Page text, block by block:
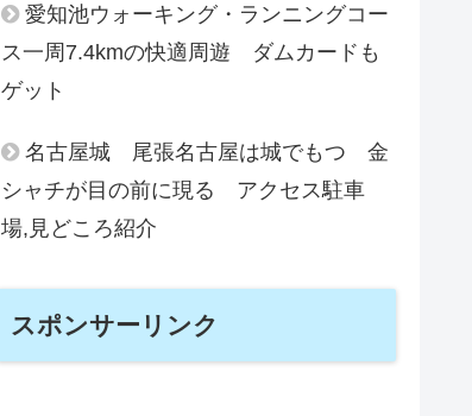
愛知池ウォーキング・ランニングコー
ス一周7.4kmの快適周遊 ダムカードも
ゲット
名古屋城 尾張名古屋は城でもつ 金
シャチが目の前に現る アクセス駐車
場,見どころ紹介
スポンサーリンク